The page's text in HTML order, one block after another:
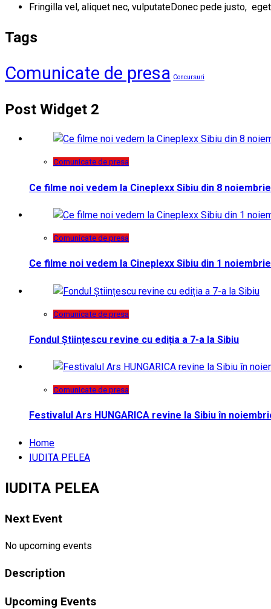
Fringilla vel, aliquet nec, vulputateDonec pede justo,
Tags
Comunicate de presa Concursuri
Post Widget 2
Comunicate de presa
Ce filme noi vedem la Cineplexx Sibiu din 8 noiembrie
Comunicate de presa
Ce filme noi vedem la Cineplexx Sibiu din 1 noiembrie
Comunicate de presa
Fondul Științescu revine cu ediția a 7-a la Sibiu
Comunicate de presa
Festivalul Ars HUNGARICA revine la Sibiu în
Home
IUDITA PELEA
IUDITA PELEA
Next Event
No upcoming events
Description
Upcoming Events